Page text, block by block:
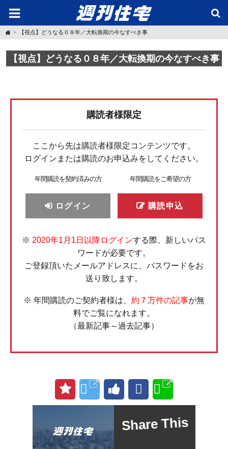
H
o
【視点】どうなる０８年／大転換期の今なすべき事
【視点】どうなる０８年／大転換期の今なすべき事
購読者様限定
ここから先は購読者様限定コンテンツです。
ログインまたは購読のお申込みをしてください。
年間購読を契約済みの方
ログイン
年間購読をご希望の方
購読申込
※ 2020年1月1日以降ログインする際、新しいパス
ワードが必要です。
ご登録頂いたメールアドレスに、パスワードをお
送り致します。
※ 年間購読のご契約者様は、 約７万件の記事が無
料でご覧になれます。
（最新記事～過去記事）
Share This